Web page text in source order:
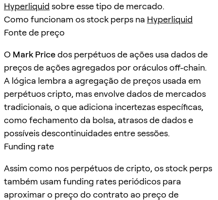
Hyperliquid sobre esse tipo de mercado.
Como funcionam os stock perps na Hyperliquid
Fonte de preço
O Mark Pricedos perpétuos de ações usa dados de
preços de ações agregados por oráculos off-chain.
A lógica lembra a agregação de preços usada em
perpétuos cripto, mas envolve dados de mercados
tradicionais, o que adiciona incertezas específicas,
como fechamento da bolsa, atrasos de dados e
possíveis descontinuidades entre sessões.
Funding rate
Assim como nos perpétuos de cripto, os stock perps
também usam funding rates periódicos para
aproximar o preço do contrato ao preço de